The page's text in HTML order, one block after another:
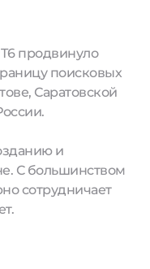
продвинуло
поисковых
Саратовской
и
С большинством
сотрудничает